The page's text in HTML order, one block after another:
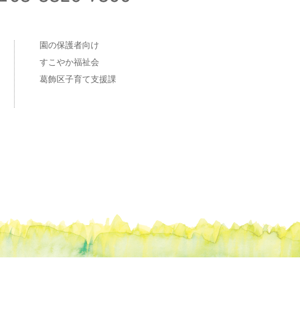
園の保護者向け
すこやか福祉会
葛飾区子育て支援課